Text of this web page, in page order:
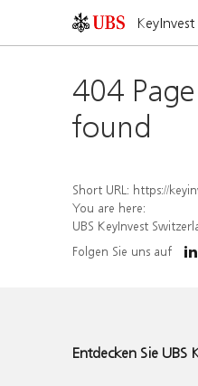
KeyInvest
404
found
Short URL: https://keyinvest-
You are here:
UBS KeyInvest
Folgen Sie uns auf
Entdecken Sie UBS